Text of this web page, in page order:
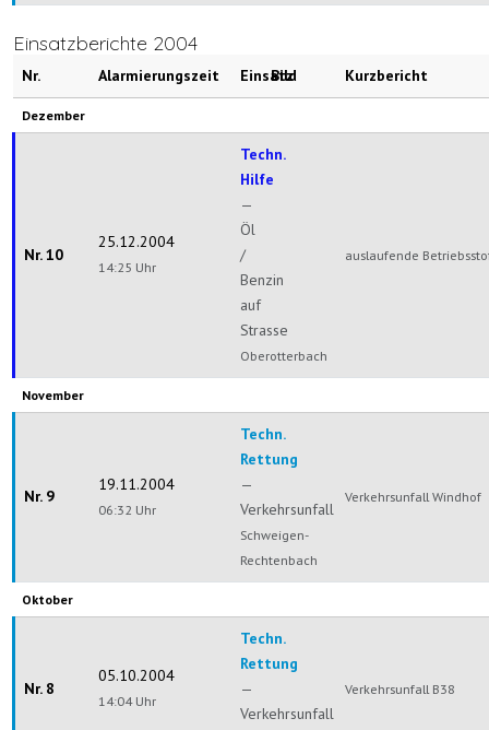
Einsatzberichte 2004
Nr. Alarmierungszeit Einsatz
Bild Kurzbericht
Dezember
Nr. 10
25.12.2004
14:25 Uhr
Techn.
Hilfe
—
Öl
/
Benzin
auf
Strasse
Oberotterbach
auslaufende
November
Nr. 9
19.11.2004
06:32 Uhr
Techn.
Rettung
—
Verkehrsunfall
Schweigen-
Rechtenbach
Verkehrsunfall Windhof
Oktober
Nr. 8
05.10.2004
14:04 Uhr
Techn.
Rettung
—
Verkehrsunfall
Verkehrsunfall B38